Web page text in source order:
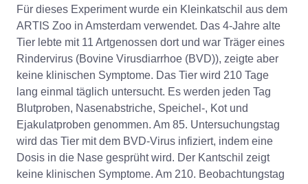
Für dieses Experiment wurde ein Kleinkatschil aus dem
ARTIS Zoo in Amsterdam verwendet. Das 4-Jahre alte
Tier lebte mit 11 Artgenossen dort und war Träger eines
Rindervirus (Bovine Virusdiarrhoe (BVD)), zeigte aber
keine klinischen Symptome. Das Tier wird 210 Tage
lang einmal täglich untersucht. Es werden jeden Tag
Blutproben, Nasenabstriche, Speichel-, Kot und
Ejakulatproben genommen. Am 85. Untersuchungstag
wird das Tier mit dem BVD-Virus infiziert, indem eine
Dosis in die Nase gesprüht wird. Der Kantschil zeigt
keine klinischen Symptome. Am 210. Beobachtungstag